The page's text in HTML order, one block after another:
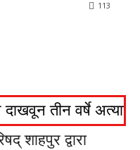
113
तीन वर्षे
शाहपुर द्वारा